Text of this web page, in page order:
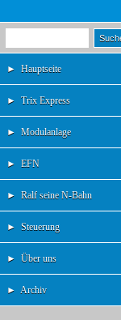
► Hauptseite
► Trix Express
► Modulanlage
► EFN
► Ralf seine N-Bahn
► Steuerung
► Über uns
► Archiv